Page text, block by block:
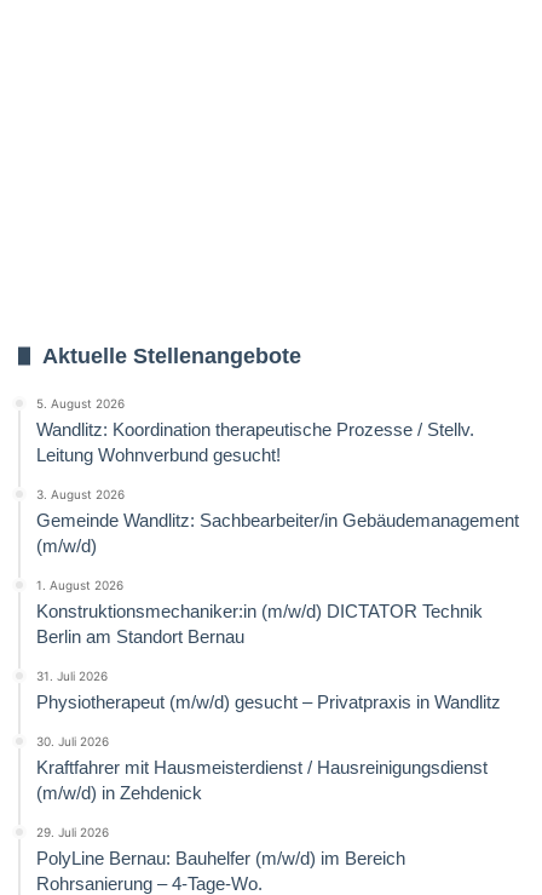
Aktuelle Stellenangebote
5. August 2026
Wandlitz: Koordination therapeutische Prozesse / Stellv.
Leitung Wohnverbund gesucht!
3. August 2026
Gemeinde Wandlitz: Sachbearbeiter/in Gebäudemanagement
(m/w/d)
1. August 2026
Konstruktionsmechaniker:in (m/w/d) DICTATOR Technik
Berlin am Standort Bernau
31. Juli 2026
Physiotherapeut (m/w/d) gesucht – Privatpraxis in Wandlitz
30. Juli 2026
Kraftfahrer mit Hausmeisterdienst / Hausreinigungsdienst
(m/w/d) in Zehdenick
29. Juli 2026
PolyLine Bernau: Bauhelfer (m/w/d) im Bereich
Rohrsanierung – 4-Tage-Wo.